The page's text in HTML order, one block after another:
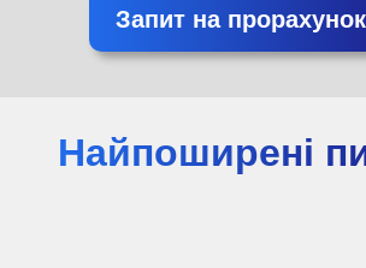
Запит на
Найпоширені